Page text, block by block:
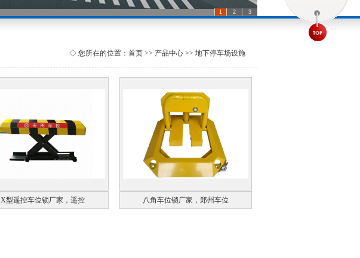
1 2 3
◇ 您所在的位置：首页 >> 产品中心 >> 地下停车场设施
X型遥控车位锁厂家，遥控 八角车位锁厂家，郑州车位